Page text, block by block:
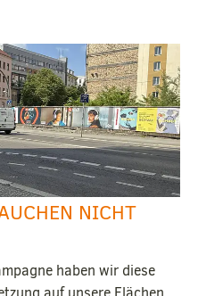
NICHT
haben wir diese